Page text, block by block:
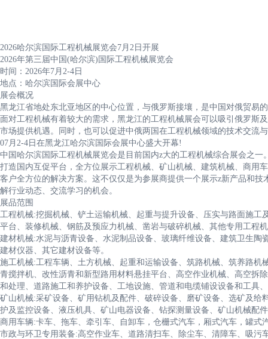
2026哈尔滨国际工程机械展览会7月2日开展
2026年第三届中国(哈尔滨)国际工程机械展览会
时间：2026年7月2-4日
地点：哈尔滨国际会展中心
展会概况
黑龙江省地处东北亚地区的中心位置，与俄罗斯接壤，是中国对俄贸易
面对工程机械有着较大的需求，黑龙江的工程机械展会可以吸引俄罗斯
市场提供机遇。同时，也可以促进中俄两国在工程机械领域的技术交流
07月2-4日在黑龙江哈尔滨国际会展中心盛大开幕!
中国哈尔滨国际工程机械展览会是目前国内z大的工程机械综合展会之
打造国内互促平台，全方位展示工程机械、矿山机械、建筑机械、商用
客户全方位的解决方案。这不仅仅是为参展商提供一个展示z新产品和
解行业动态、交流学习的机会。
展品范围
工程机械:挖掘机械、铲土运输机械、起重与提升设备、压实与路面施
平台、装修机械、钢筋及预应力机械、凿岩与破碎机械、其他专用工程
建材机械:水泥与沥青设备、水泥制品设备、玻璃纤维设备、建筑卫生
建材仪器、其它建材设备等。
施工机械:工程车辆、土方机械、起重和运输设备、筑路机械、筑养路
青搅拌机、改性沥青和新型路用材料悬挂平台、高空作业机械、高空拆
和处理、道路施工和养护设备、工地设施、管道和电缆铺设设备和工具
矿山机械:采矿设备、矿用钻机及配件、破碎设备、磨矿设备、选矿及
护及监控设备、液压机具、矿山电器设备、钻探测量设备、矿山机械配
商用车辆:卡车、拖车、牵引车、自卸车，仓栅式汽车，厢式汽车，罐式
市政与环卫专用装备:高空作业车、道路清扫车、除尘车、清障车、吸污